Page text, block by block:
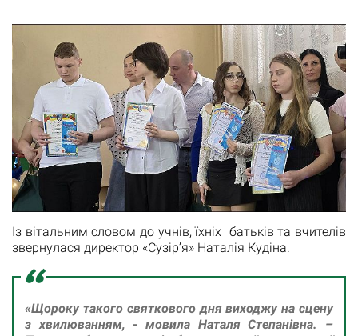
Із вітальним словом до учнів, їхніх батьків та вчителів
звернулася директор «Сузір’я» Наталія Кудіна.
«Щороку такого святкового дня виходжу на сцену
з хвилюванням, - мовила Наталя Степанівна. –